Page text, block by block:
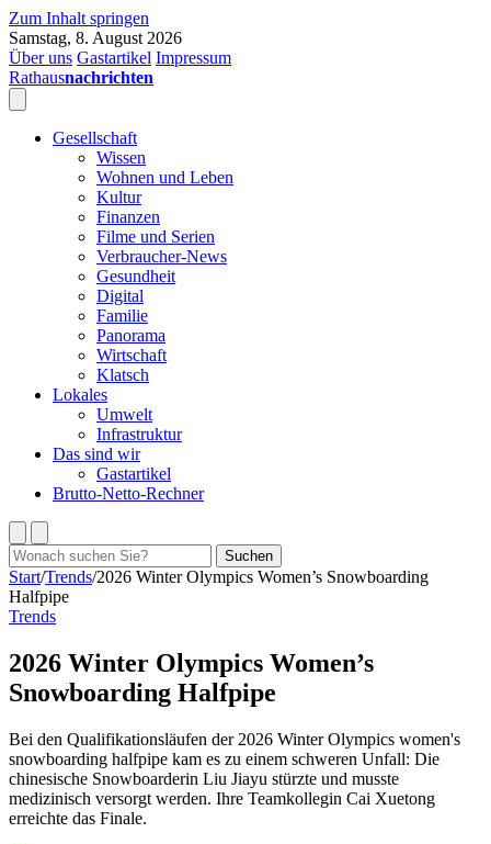
Zum Inhalt springen
Samstag, 8. August 2026
Über uns Gastartikel Impressum
Rathausnachrichten
Gesellschaft
Wissen
Wohnen und Leben
Kultur
Finanzen
Filme und Serien
Verbraucher-News
Gesundheit
Digital
Familie
Panorama
Wirtschaft
Klatsch
Lokales
Umwelt
Infrastruktur
Das sind wir
Gastartikel
Brutto-Netto-Rechner
Suchen
nach:
Suchen
Start/Trends/2026 Winter Olympics Women’s Snowboarding
Halfpipe
Trends
2026 Winter Olympics Women’s
Snowboarding Halfpipe
Bei den Qualifikationsläufen der 2026 Winter Olympics women's
snowboarding halfpipe kam es zu einem schweren Unfall: Die
chinesische Snowboarderin Liu Jiayu stürzte und musste
medizinisch versorgt werden. Ihre Teamkollegin Cai Xuetong
erreichte das Finale.